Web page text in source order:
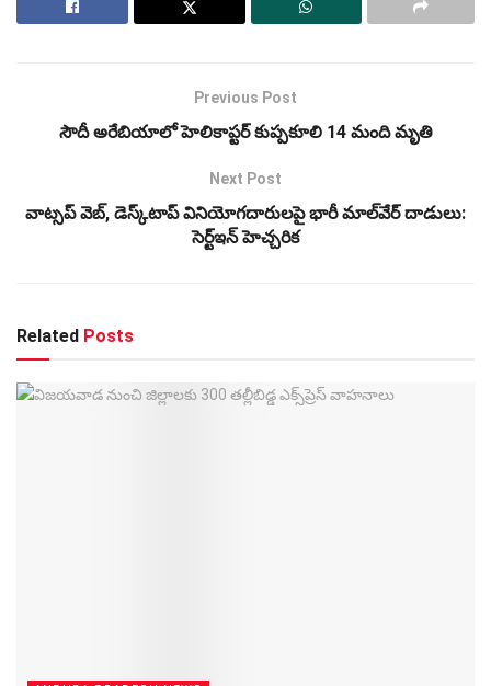
Previous Post
సౌదీ అరేబియాలో హెలికాప్టర్‌ కుప్పకూలి 14 మంది మృతి
Next Post
వాట్సప్ వెబ్, డెస్క్‌టాప్ వినియోగదారులపై భారీ మాల్‌వేర్ దాడులు:
సెర్ట్‌ఇన్ హెచ్చరిక
Related Posts